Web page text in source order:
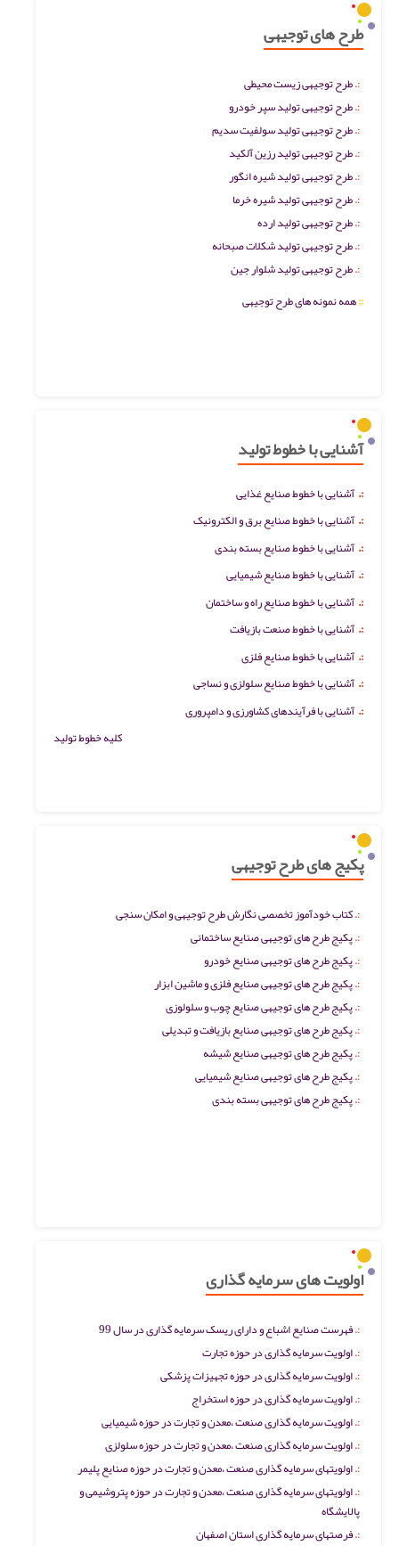
طرح های توجیهی
طرح توجیهی زیست محیطی
طرح توجیهی تولید سپر خودرو
طرح توجیهی تولید سولفیت سدیم
طرح توجیهی تولید رزین آلکید
طرح توجیهی تولید شیره انگور
طرح توجیهی تولید شیره خرما
طرح توجیهی تولید ارده
طرح توجیهی تولید شکلات صبحانه
طرح توجیهی تولید شلوار جین
::همه نمونه های طرح توجیهی
آشنایی با خطوط تولید
:. آشنایی با خطوط صنایع غذایی
:. آشنایی با خطوط صنایع برق و الکترونیک
:. آشنایی با خطوط صنایع بسته بندی
:. آشنایی با خطوط صنایع شیمیایی
:. آشنایی با خطوط صنایع راه و ساختمان
:. آشنایی با خطوط صنعت بازیافت
:. آشنایی با خطوط صنایع فلزی
:. آشنایی با خطوط صنایع سلولزی و نساجی
:. آشنایی با فرآیندهای کشاورزی و دامپروری
کلیه خطوط تولید
پکیج های طرح توجیهی
کتاب خودآموز تخصصی نگارش طرح توجیهی و امکان سنجی
پکیج طرح های توجیهی صنایع ساختمانی
پکیج طرح های توجیهی صنایع خودرو
پکیج طرح های توجیهی صنایع فلزی و ماشین ابزار
پکیج طرح های توجیهی صنایع چوب و سلولوزی
پکیج طرح های توجیهی صنایع بازیافت و تبدیلی
پکیج طرح های توجیهی صنایع شیشه
پکیج طرح های توجیهی صنایع شیمیایی
پکیج طرح های توجیهی بسته بندی
اولویت های سرمایه گذاری
فهرست صنایع اشباع و دارای ریسک سرمایه گذاری در سال 99
اولویت سرمایه گذاری در حوزه تجارت
اولویت سرمایه گذاری در حوزه تجهیزات پزشکی
اولویت سرمایه گذاری در حوزه استخراج
اولویت سرمایه گذاری صنعت ،معدن و تجارت در حوزه شیمیایی
اولویت سرمایه گذاری صنعت ،معدن و تجارت در حوزه سلولزی
اولویتهای سرمایه گذاری صنعت ،معدن و تجارت در حوزه صنایع پلیمر
اولویتهای سرمایه گذاری صنعت ،معدن و تجارت در حوزه پتروشیمی و
پالایشگاه
فرصتهای سرمایه گذاری استان اصفهان